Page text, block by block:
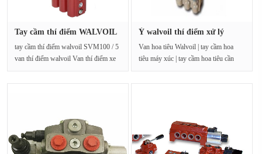
Tay cầm thí điểm WALVOIL
tay cầm thí điểm walvoil SVM100 / 5
van thí điểm walvoil Van thí điểm xe
Ý walvoil thí điểm xử lý
Van hoa tiêu Walvoil | tay cầm hoa
tiêu máy xúc | tay cầm hoa tiêu cần